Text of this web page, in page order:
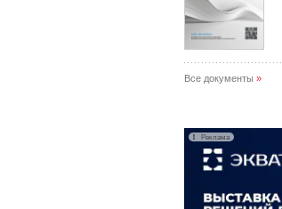
Все документы »
Реклама